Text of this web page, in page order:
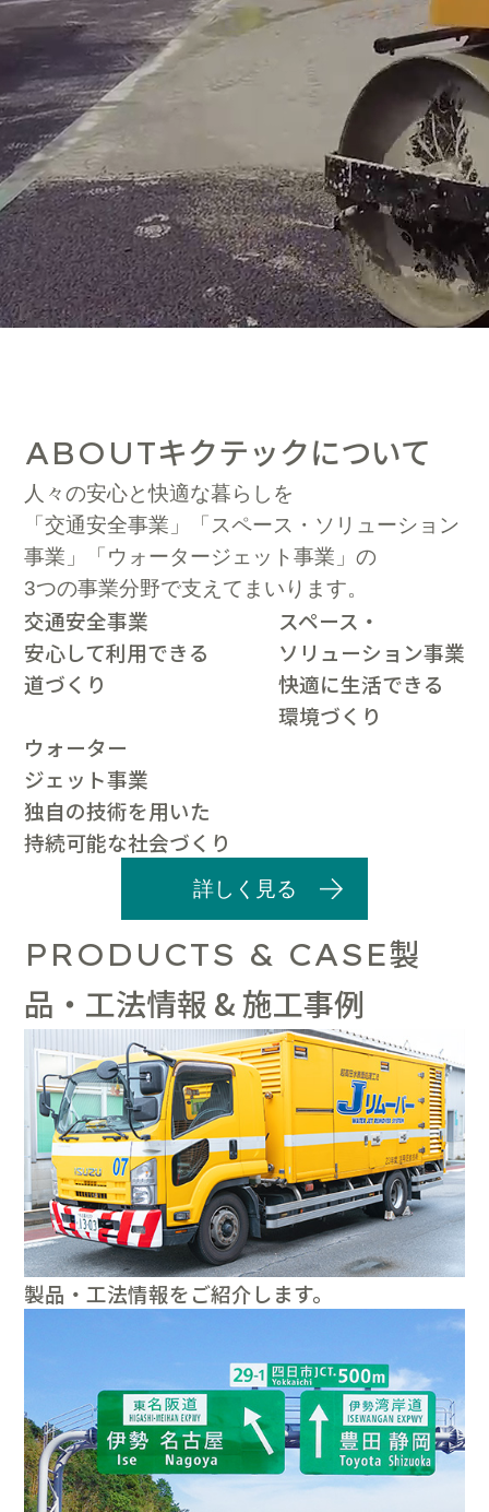
ABOUTキクテックについて
人々の安心と快適な暮らしを
「交通安全事業」「スペース・ソリューション
事業」「ウォータージェット事業」の
3つの事業分野で支えてまいります。
交通安全事業
安心して利用できる
道づくり
スペース・
ソリューション事業
快適に生活できる
環境づくり
ウォーター
ジェット事業
独自の技術を用いた
持続可能な社会づくり
詳しく見る
PRODUCTS & CASE製
品・工法情報 & 施工事例
製品・工法情報をご紹介します。